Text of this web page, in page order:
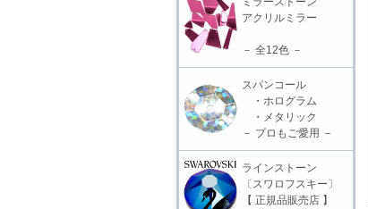
アクリルミラー
－ 全12色 －
スパンコール
・ホログラム
・メタリック
－ プロもご愛用 －
ラインストーン
〔スワロフスキー〕
【 正規品販売店 】